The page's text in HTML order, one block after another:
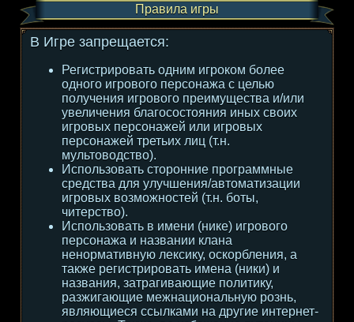
Правила игры
В Игре запрещается:
Регистрировать одним игроком более
одного игрового персонажа с целью
получения игрового преимущества и/или
увеличения благосостояния иных своих
игровых персонажей или игровых
персонажей третьих лиц (т.н.
мультоводство).
Использовать сторонние программные
средства для улучшения/автоматизации
игровых возможностей (т.н. боты,
читерство).
Использовать в имени (нике) игрового
персонажа и названии клана
ненормативную лексику, оскорбления, а
также регистрировать имена (ники) и
названия, затрагивающие политику,
разжигающие межнациональную рознь,
являющиеся ссылками на другие интернет-